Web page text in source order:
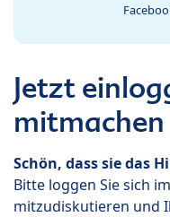
Jetzt
mitmachen
Schön, dass sie das
Bitte loggen Sie sich
mitzudiskutieren und